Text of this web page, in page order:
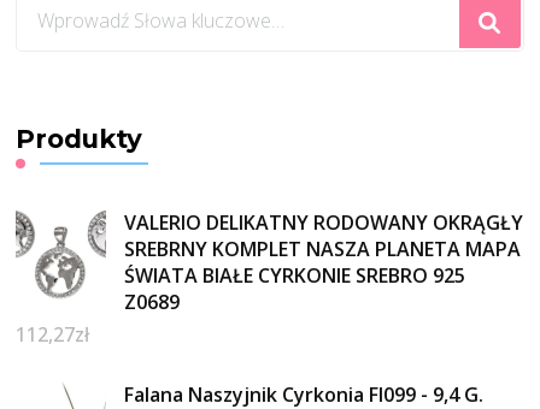
czegoś?
Produkty
VALERIO DELIKATNY RODOWANY OKRĄGŁY
SREBRNY KOMPLET NASZA PLANETA MAPA
ŚWIATA BIAŁE CYRKONIE SREBRO 925
Z0689
112,27zł
Falana Naszyjnik Cyrkonia Fl099 - 9,4 G.